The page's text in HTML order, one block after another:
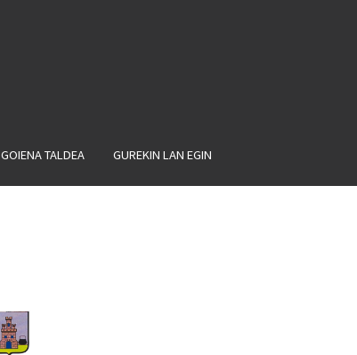
GOIENA TALDEA GUREKIN LAN EGIN